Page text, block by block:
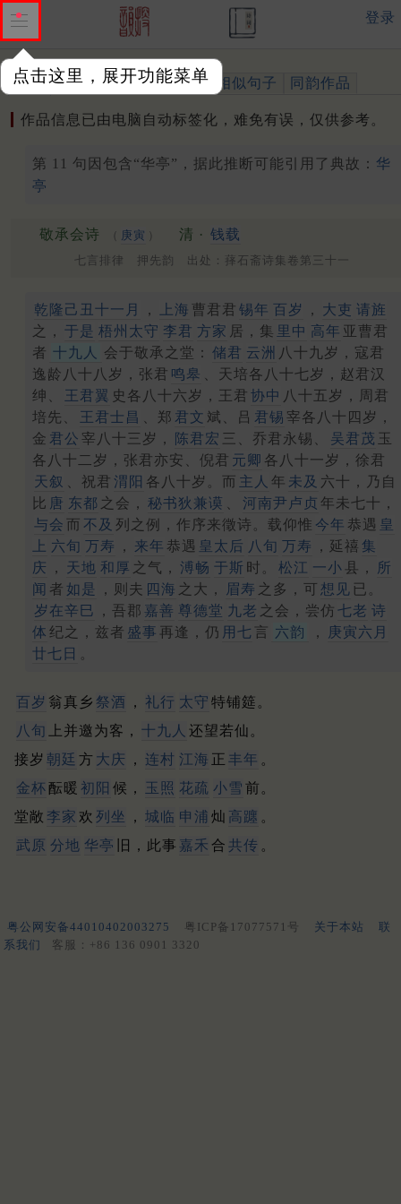
点击这里，展开功能菜单
登录
作品 标注四声 出处、引用 相似句子 同韵作品
作品信息已由电脑自动标签化，难免有误，仅供参考。
第 11 句因包含“华亭”，据此推断可能引用了典故： 华
亭
敬承会诗 （ 庚寅 ） 清 · 钱载
七言排律 押先韵 出处：萚石斋诗集卷第三十一
乾隆己丑十一月 ， 上海 曹君君 锡年 百岁 ， 大吏 请旌
之， 于是 梧州 太守 李君 方家 居，集 里中 高年 亚曹君
者 十九人 会于敬承之堂： 储君 云洲 八十九岁，寇君
逸龄八十八岁，张君 鸣皋
、天培各八十七岁，赵君汉
绅、
王君翼 史各八十六岁，王君 协中 八十五岁，周君
培先、
王君士昌 、郑 君文 斌、吕 君锡 宰各八十四岁，
金 君公 宰八十三岁， 陈君宏 三、乔君永锡、 吴君茂 玉
各八十二岁，张君亦安、倪君 元卿 各八十一岁，徐君
天叙
、祝君 渭阳 各八十岁。而 主人 年 未及 六十，乃自
比 唐 东都 之会， 秘书狄兼谟 河南尹 卢贞 年未七十，
与会 而 不及 列之例，作序来徵诗。载仰惟 今年 恭遇 皇
上 六旬 万寿 ， 来年 恭遇 皇太后 八旬 万寿 ，延禧 集
庆
， 天地 和厚 之气， 溥畅 于斯 时。 松江 一小 县，
所
闻 者 如是 ，则夫 四海 之大， 眉寿 之多，可 想见 已。
岁在辛巳
，吾郡 嘉善 尊德堂 九老 之会，尝仿 七老 诗
体 纪之，兹者 盛事 再逢，仍 用七 言 六韵 ，
庚寅六月
廿七日 。
百岁 翁真乡 祭酒 ， 礼行 太守 特铺筵。
八旬
上并邀为客， 十九人 还望若仙。
接岁 朝廷 方 大庆 ， 连村 江海 正 丰年 。
金杯酝暖 初阳 候， 玉照 花疏 小雪 前。
堂敞 李家 欢 列坐 ， 城临 申浦 灿 高躔 。
武原 分地 华亭 旧，此事 嘉禾 合 共传 。
粤公网安备44010402003275 粤ICP备17077571号 关于本站
联
系我们
客服：+86 136 0901 3320